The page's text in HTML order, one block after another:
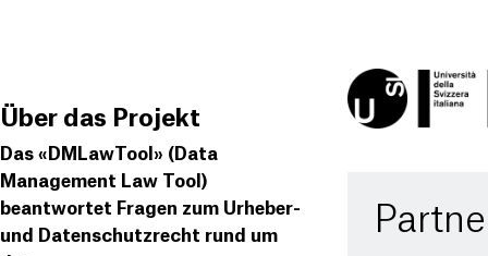
Über das Projekt
Das «DMLawTool» (Data
Management Law Tool)
beantwortet Fragen zum Urheber-
und Datenschutzrecht rund um